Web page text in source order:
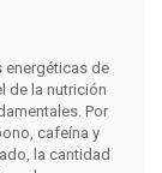
energéticas de
de la nutrición
Por
cafeína y
la cantidad